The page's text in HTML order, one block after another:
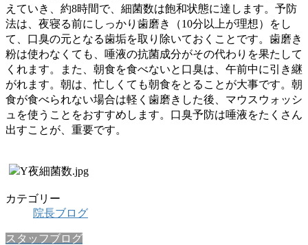
えていき、約8時間で、細菌数は飽和状態に達します。予防
法は、夜寝る前にしっかり歯磨き（10分以上が理想）をし
て、口臭の元となる歯垢を取り除いておくことです。歯磨き
粉は使わなくても、唾液の抗菌成分がその代わりを果たして
くれます。また、朝食を食べないと口臭は、午前中に引き継
がれます。朝は、忙しくても朝食をとることが大事です。朝
食が食べられない場合は軽く歯磨きした後、マウスウォッシ
ュを使うことをおすすめします。口臭予防は唾液をたくさん
出すことが、重要です。
カテゴリー
院長ブログ
スタッフブログ